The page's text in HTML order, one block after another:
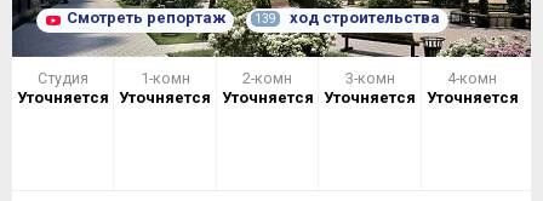
Смотреть репортаж 139 ход строительства
Студия
Уточняется
1-комн
Уточняется
2-комн
Уточняется
3-комн
Уточняется
4-комн
Уточняется